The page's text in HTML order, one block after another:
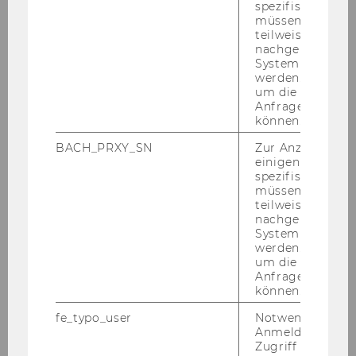
Diese vir­tu­el­le Tour führt Sie in­ter­ak­tiv durch
die Räum­lich­kei­ten des FLEX Cen­ters. Er­kun­
den Sie be­reits vorab das FLEX Video Stu­dio,
FLEX Audio Stu­dio und das FLEX Lab.
Sie möch­ten In­for­ma­tio­nen
zu...
spezifischen
müssen
teilweise von
nachgelagerten
System
werden.
um die Antwort
Anfrage
können.
BACH_PRXY_SN
Zur Anzeige von
einigen WU-
spezifischen
müssen
teilweise von
nachgelagerten
System
werden.
um die Antwort
Anfrage
können.
fe_typo_user
Notwendig für
Anmeldung und
Zugriff auf